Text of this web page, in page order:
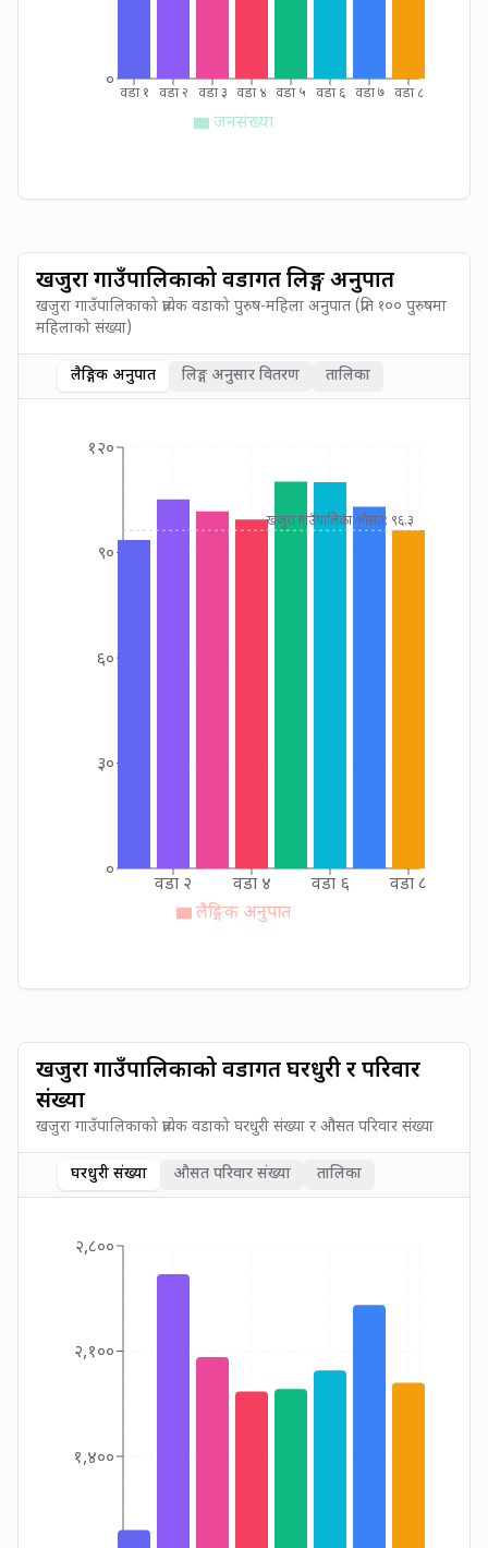
वडा १ वडा २ वडा ३ वडा ४ वडा ५ वडा ६ वडा ७ वडा ८
०
जनसंख्या
खजुरा गाउँपालिकाको वडागत लिङ्ग अनुपात
खजुरा गाउँपालिकाको प्रत्येक वडाको पुरुष-महिला अनुपात (प्रति १०० पुरुषमा
महिलाको संख्या)
लैङ्गिक अनुपात लिङ्ग अनुसार वितरण तालिका
वडा २ वडा ४ वडा ६ वडा ८
०
३०
६०
९०
१२०
खजुरा गाउँपालिका औसत: ९६.३
लैङ्गिक अनुपात
खजुरा गाउँपालिकाको वडागत घरधुरी र परिवार
संख्या
खजुरा गाउँपालिकाको प्रत्येक वडाको घरधुरी संख्या र औसत परिवार संख्या
घरधुरी संख्या औसत परिवार संख्या तालिका
१,४००
२,१००
२,८००